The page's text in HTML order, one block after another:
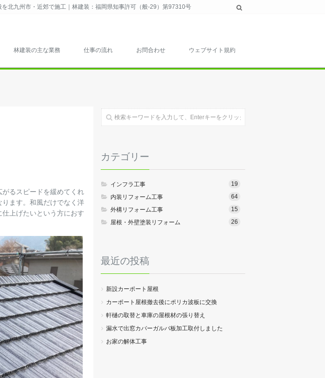
北九州市・近郊で施工｜林建装：福岡県知事許可（般-29）第97310号
林建装の主な業務 仕事の流れ お問合わせ ウェブサイト規約
るスピードを緩めてくれ
ます。和風だけでなく洋
上げたいという方におす
カテゴリー
インフラ工事
19
内装リフォーム工事
64
外構リフォーム工事
15
屋根・外壁塗装リフォーム
26
最近の投稿
新設カーポート屋根
カーポート屋根撤去後にポリカ波板に交換
軒樋の取替と車庫の屋根材の張り替え
漏水で出窓カバーガルバ板加工取付しました
お家の解体工事